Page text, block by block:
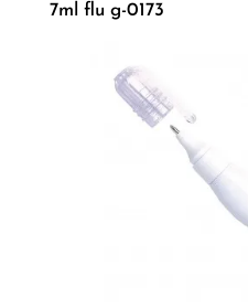
7ml flu g-0173